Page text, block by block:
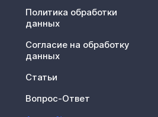
Политика обработки
данных
Согласие на обработку
данных
Статьи
Вопрос-Ответ